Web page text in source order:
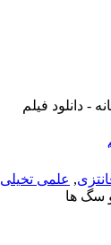
, علمی تخیلی